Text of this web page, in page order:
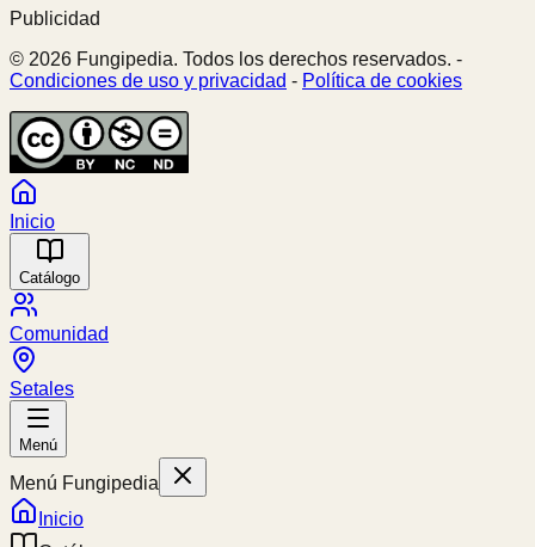
Publicidad
© 2026 Fungipedia. Todos los derechos reservados. -
Condiciones de uso y privacidad - Política de cookies
Inicio
Catálogo
Comunidad
Setales
Menú
Menú Fungipedia
Inicio